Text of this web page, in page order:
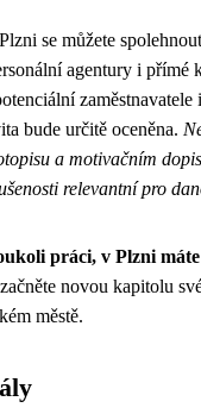
se můžete
agentury i přímé
zaměstnavatele
bude určitě oceněna.
a motivačním
relevantní pro
práci, v Plzni
novou kapitolu
městě.